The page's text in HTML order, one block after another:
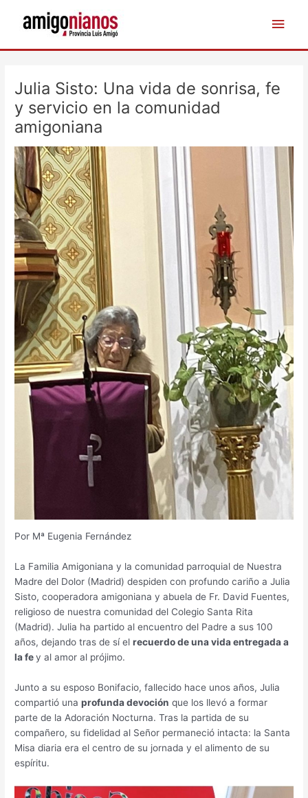
Julia Sisto: Una vida de sonrisa, fe
y servicio en la comunidad
amigoniana
Por Mª Eugenia Fernández
La Familia Amigoniana y la comunidad parroquial de Nuestra
Madre del Dolor (Madrid) despiden con profundo cariño a Julia
Sisto, cooperadora amigoniana y abuela de Fr. David Fuentes,
religioso de nuestra comunidad del Colegio Santa Rita
(Madrid). Julia ha partido al encuentro del Padre a sus 100
años, dejando tras de sí elrecuerdo de una vida entregada a
la fey al amor al prójimo.
Junto a su esposo Bonifacio, fallecido hace unos años, Julia
compartió unaprofunda devoción que los llevó a formar
parte de la Adoración Nocturna. Tras la partida de su
compañero, su fidelidad al Señor permaneció intacta: la Santa
Misa diaria era el centro de su jornada y el alimento de su
espíritu.
entradas